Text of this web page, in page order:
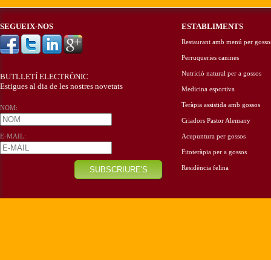
SEGUEIX-NOS
BUTLLETÍ ELECTRÒNIC
Estigues al dia de les nostres novetats
NOM:
E-MAIL:
ESTABLIMENTS
Restaurant amb menú per
Perruqueries canines
Nutrició natural per a gossos
Medicina esportiva
Teràpia assistida amb gossos
Criadors Pastor Alemany
Acupuntura per gossos
Fitoteràpia per a gossos
Residència felina